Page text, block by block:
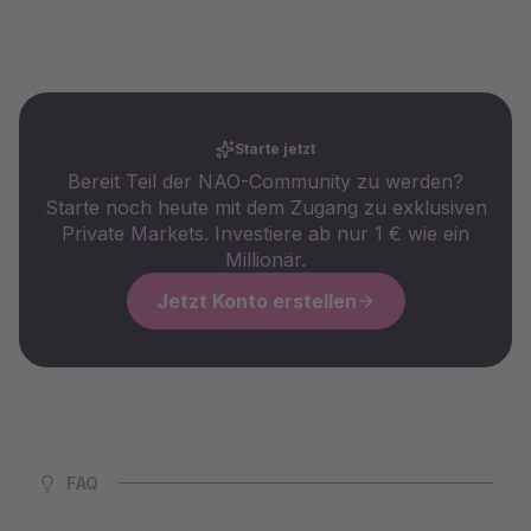
Starte jetzt
Bereit Teil der NAO-Community zu werden?
Starte noch heute mit dem Zugang zu exklusiven
Private Markets. Investiere ab nur 1 € wie ein
Millionär.
Jetzt Konto erstellen
FAQ